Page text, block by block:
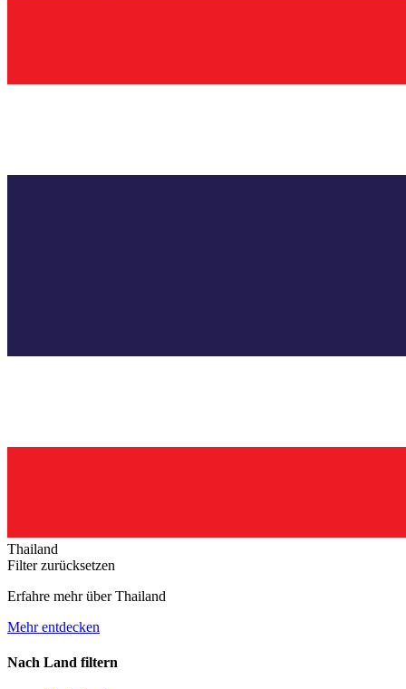
Thailand
Filter zurücksetzen
Erfahre mehr über Thailand
Mehr entdecken
Nach Land filtern